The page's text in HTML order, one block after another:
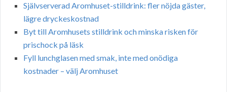
Självserverad Aromhuset-stilldrink: fler nöjda gäster,
lägre dryckeskostnad
Byt till Aromhusets stilldrink och minska risken för
prischock på läsk
Fyll lunchglasen med smak, inte med onödiga
kostnader – välj Aromhuset